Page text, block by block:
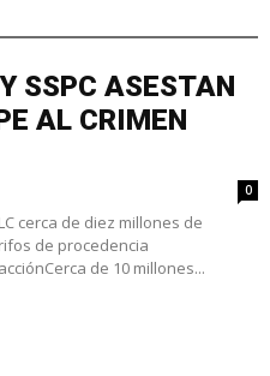
SSPC ASESTAN
AL CRIMEN
0
cerca de diez millones de
de procedencia
de 10 millones...